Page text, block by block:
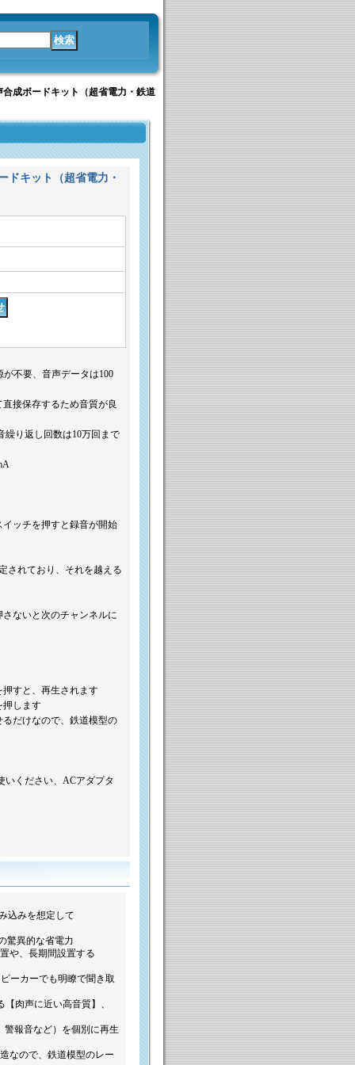
成ボードキット（超省電力・鉄道
キット（超省電力・
不要、音声データは100
接保存するため音質が良
繰り返し回数は10万回まで
ッチを押すと録音が開始
されており、それを越える
ないと次のチャンネルに
すと、再生されます
押します
だけなので、鉄道模型の
ください、ACアダプタ
込みを想定して
驚異的な省電力
や、長期間設置する
ーカーでも明瞭で聞き取
肉声に近い高音質】、
警報音など）を個別に再生
なので、鉄道模型のレー